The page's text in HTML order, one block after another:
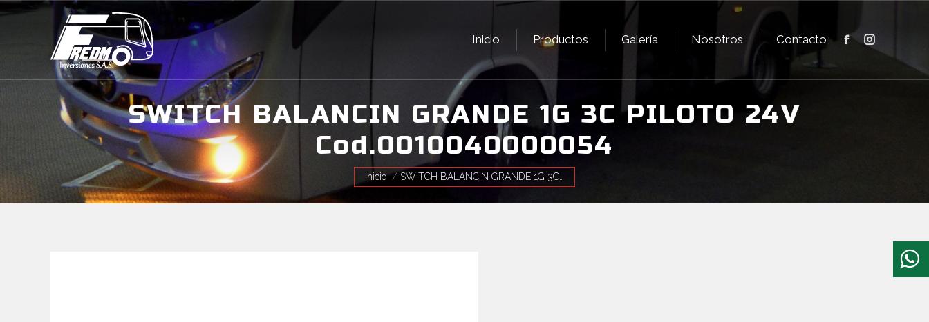
Inicio Productos Galería Nosotros Contacto
FacebookInstagram
SWITCH BALANCIN GRANDE 1G 3C PILOTO 24V
Cod.0010040000054
Estás aquí:
Inicio SWITCH BALANCIN GRANDE 1G 3C…
Galería
Facebook